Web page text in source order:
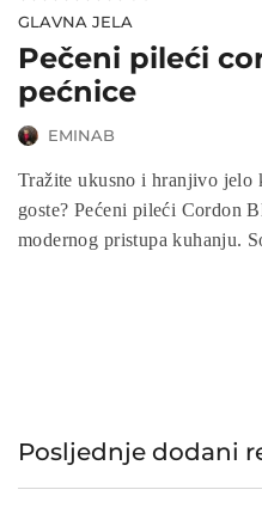
GLAVNA JELA
Pečeni pileći
pećnice
EMINAB
Tražite ukusno i hranjivo jelo
goste? Pećeni pileći Cordon
modernog pristupa kuhanju.
Posljednje dodani